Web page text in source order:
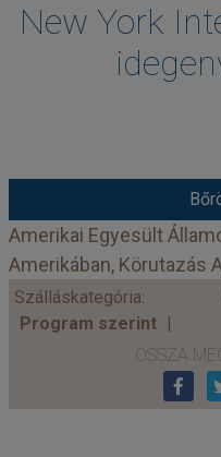
New York
Amerikai Egyesült
Amerikában, Körutazás
Szálláskategória:
Program szerint
OSSZA